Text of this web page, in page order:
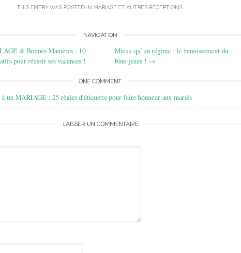
THIS ENTRY WAS POSTED IN MARIAGE ET AUTRES RÉCEPTIONS.
NAVIGATION
& Bonnes Manières : 10
pour réussir ses vacances !
Mieux qu’un régime : le bannissement du
blue-jeans ! →
ONE COMMENT
un MARIAGE : 25 règles d'étiquette pour faire honneur aux mariés
LAISSER UN COMMENTAIRE